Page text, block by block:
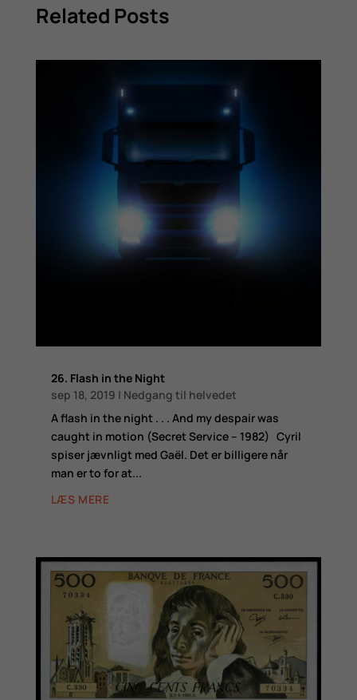
Related Posts
26. Flash in the Night
sep 18, 2019 | Nedgang til helvedet
A flash in the night . . . And my despair was
caught in motion (Secret Service – 1982) Cyril
spiser jævnligt med Gaël. Det er billigere når
man er to for at...
LÆS MERE